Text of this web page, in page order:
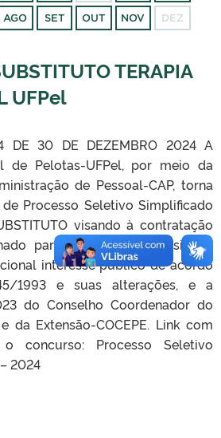
AGO SET OUT NOV DEZ
TERAPIA
UFPel
DE 30 DE DEZEMBRO 2024 A
de Pelotas-UFPel, por meio da
de Pessoal-CAP, torna
Processo Seletivo Simplificado
visando à contratação
para atender a necessidade
interesse público de acordo
1993 e suas alterações, e a
do Conselho Coordenador do
da Extensão-COCEPE. Link com
concurso: Processo Seletivo
2024